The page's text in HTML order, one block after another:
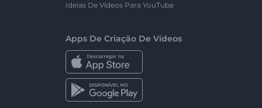
Ideias De Vídeos Para YouTube
Apps De Criação De Vídeos